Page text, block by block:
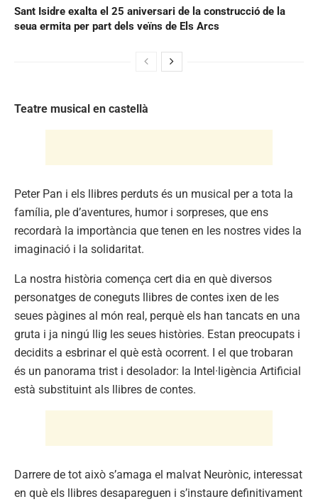
Sant Isidre exalta el 25 aniversari de la construcció de la
seua ermita per part dels veïns de Els Arcs
Teatre musical en castellà
Peter Pan i els llibres perduts és un musical per a tota la
família, ple d’aventures, humor i sorpreses, que ens
recordarà la importància que tenen en les nostres vides la
imaginació i la solidaritat.
La nostra història comença cert dia en què diversos
personatges de coneguts llibres de contes ixen de les
seues pàgines al món real, perquè els han tancats en una
gruta i ja ningú llig les seues històries. Estan preocupats i
decidits a esbrinar el què està ocorrent. I el que trobaran
és un panorama trist i desolador: la Intel·ligència Artificial
està substituint als llibres de contes.
Darrere de tot això s’amaga el malvat Neurònic, interessat
en què els llibres desapareguen i s’instaure definitivament